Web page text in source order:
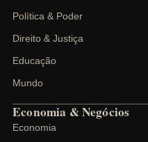
Política & Poder
Direito & Justiça
Educação
Mundo
Economia & Negócios
Economia